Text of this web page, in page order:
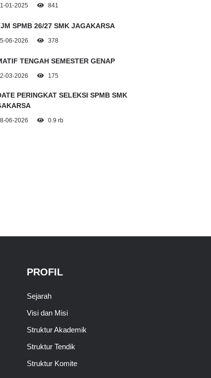
01-2025 841
SPMB 26/27 SMK JAGAKARSA
06-2026 378
TENGAH SEMESTER GENAP
03-2026 175
PERINGKAT SELEKSI SPMB SMK
06-2026 0.9 rb
PROFIL
Sejarah
Visi dan Misi
Struktur Akademik
Struktur Tendik
Struktur Komite